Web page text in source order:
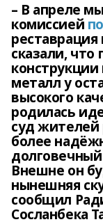
– В апреле
комиссией
сказали, что
металл у
высокого
родилась
суд
более
Внешне он
нынешняя
сообщил
Сосланбека